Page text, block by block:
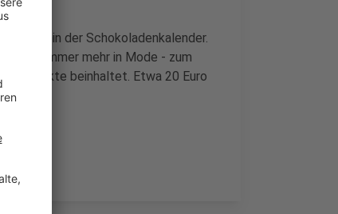
weiterhin der Schokoladenkalender.
immer mehr in Mode - zum
beinhaltet. Etwa 20 Euro